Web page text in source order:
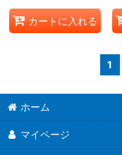
カートに入れる
1
ホーム
マイページ